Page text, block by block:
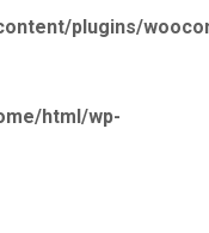
plugins/
html/wp-